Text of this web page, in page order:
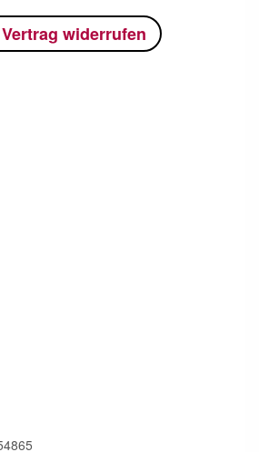
widerrufen